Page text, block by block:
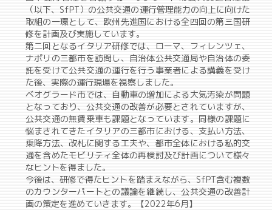
（以下、SfPT）の公共交通の運行管理能力の向上に向けた
取組の一環として、欧州先進国における全四回の第三国研
修を計画及び実施しています。
第二回となるイタリア研修では、ローマ、フィレンツェ、
ナポリの三都市を訪問し、自治体公共交通局や自治体の委
託を受けて公共交通の運行を行う事業者による講義を受け
た後、実際の運行現場を視察しました。
ベオグラード市では、自動車の増加による大気汚染が問題
となっており、公共交通の改善が必要とされていますが、
公共交通の無賃乗車も課題となっています。同様の課題に
悩まされてきたイタリアの三都市における、支払い方法、
乗降方法、改札に関する工夫や、都市全体における私的交
通を含めたモビリティ全体の再検討及び計画について様々
なヒントを得ました。
今後は、研修で得たヒントを踏まえながら、SfPT含む複数
のカウンターパートとの議論を継続し、公共交通の改善計
画の策定を進めていきます。【2022年6月】